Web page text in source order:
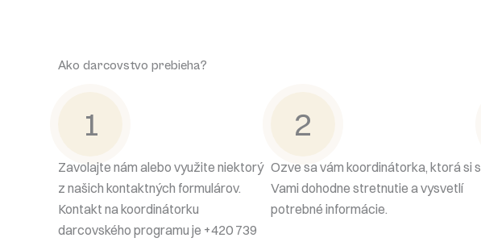
Ako darcovstvo prebieha?
1
Zavolajte nám alebo využite niektorý
z našich kontaktných formulárov.
Kontakt na koordinátorku
darcovského programu je +420 739
2
Ozve sa vám koordinátorka, ktorá si s
Vami dohodne stretnutie a vysvetlí
potrebné informácie.